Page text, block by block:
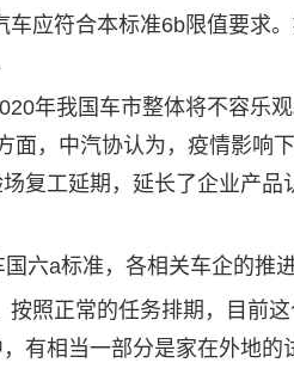
应符合本标准6b限值要求。
年我国车市整体将不容乐
，中汽协认为，疫情影响
复工延期，延长了企业产品
a标准，各相关车企的推进
照正常的任务排期，目前这
有相当一部分是家在外地的